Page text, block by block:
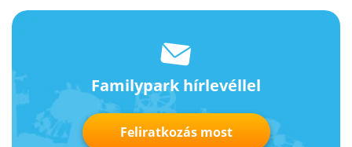
Familypark hírlevéllel
Feliratkozás most